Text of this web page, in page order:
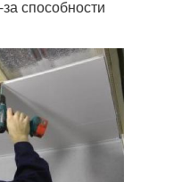
способности